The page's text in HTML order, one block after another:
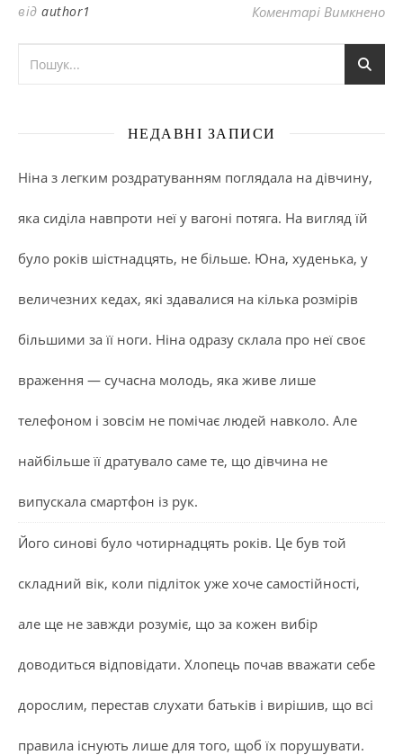
від author1 Коментарі Вимкненодо
НЕДАВНІ ЗАПИСИ
Ніна з легким роздратуванням поглядала на дівчину,
яка сиділа навпроти неї у вагоні потяга. На вигляд їй
було років шістнадцять, не більше. Юна, худенька, у
величезних кедах, які здавалися на кілька розмірів
більшими за її ноги. Ніна одразу склала про неї своє
враження — сучасна молодь, яка живе лише
телефоном і зовсім не помічає людей навколо. Але
найбільше її дратувало саме те, що дівчина не
випускала смартфон із рук.
Його синові було чотирнадцять років. Це був той
складний вік, коли підліток уже хоче самостійності,
але ще не завжди розуміє, що за кожен вибір
доводиться відповідати. Хлопець почав вважати себе
дорослим, перестав слухати батьків і вирішив, що всі
правила існують лише для того, щоб їх порушувати.